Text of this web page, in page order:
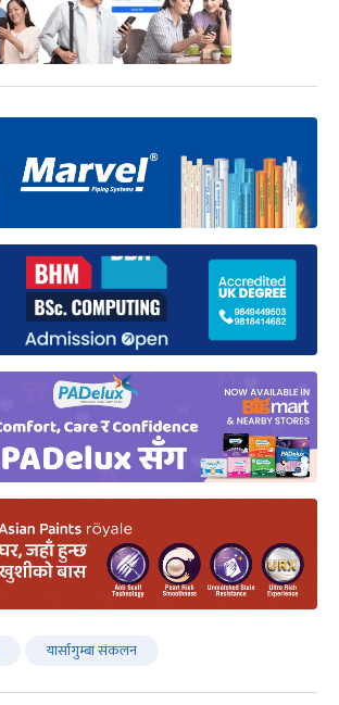
यार्सागुम्बा संकलन